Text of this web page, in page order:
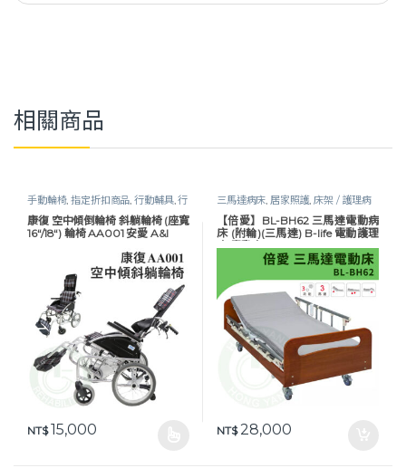
相關商品
手動輪椅,指定折扣商品 ,行動輔具,行
動輔具,輪椅,長照專區,高背 / 傾倒輪
椅
康復 空中傾倒輪椅 斜躺輪椅 (座寬
16“/18“) 輪椅 AA001 安愛 A&I
NT$15,000
三馬達病床 居家照護,床架 / 護理病
床,護理床具及配件,長照專區,預防褥
瘡
【倍愛】BL-BH62 三馬達電動病
床 (附輪)(三馬達) B-life 電動護理
床 電動床
NT$28,000